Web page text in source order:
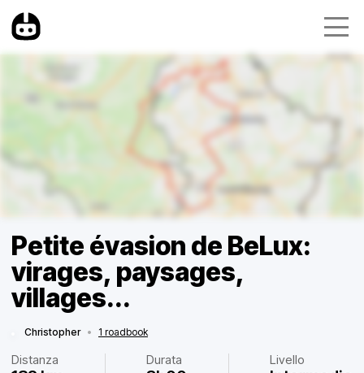
Petite évasion de BeLux:
virages, paysages,
villages...
Christopher • 1 roadbook
Distanza Durata Livello